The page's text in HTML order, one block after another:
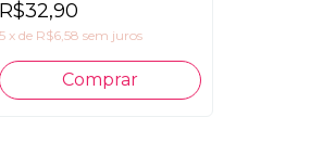
R$32,90
5 x de R$6,58 sem juros